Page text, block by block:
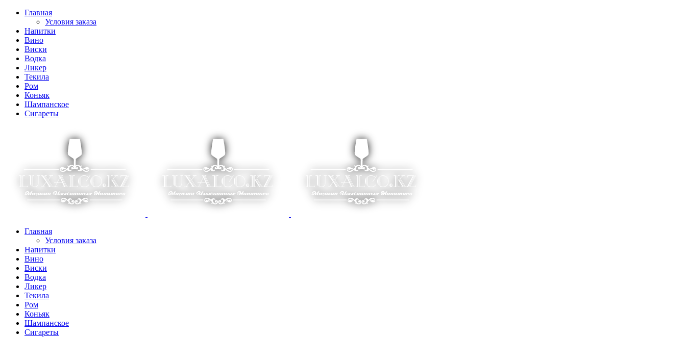
Главная
Условия заказа
Напитки
Вино
Виски
Водка
Ликер
Текила
Ром
Коньяк
Шампанское
Сигареты
Главная
Условия заказа
Напитки
Вино
Виски
Водка
Ликер
Текила
Ром
Коньяк
Шампанское
Сигареты